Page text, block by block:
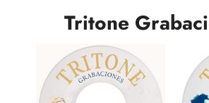
Tritone